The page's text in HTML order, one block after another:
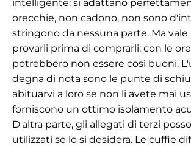
intelligente: si adattano
orecchie, non cadono, non sono
stringono da nessuna parte. Ma vale
provarli prima di comprarli: con le
potrebbero non essere così buoni.
degna di nota sono le punte di
abituarvi a loro se non li avete mai
forniscono un ottimo isolamento
D'altra parte, gli allegati di terzi
utilizzati se lo si desidera. Le cuffie